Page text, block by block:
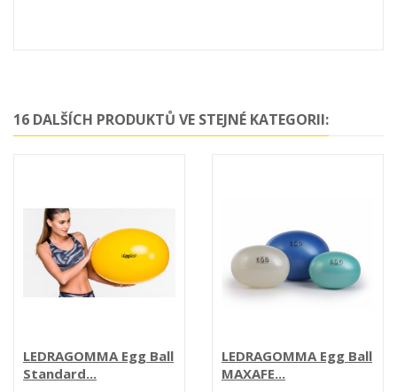
16 DALŠÍCH PRODUKTŮ VE STEJNÉ KATEGORII:
LEDRAGOMMA Egg Ball
Standard...
LEDRAGOMMA Egg Ball
MAXAFE...